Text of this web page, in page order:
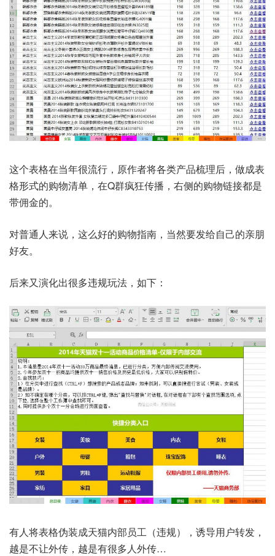
这个表格在当年很流行，原作者将各类产品梳理后，做成表
格形式的购物清单，在Q群疯狂传播，右侧的购物链接都是
带佣金的。
对普通人来说，这么好的购物指南，当然要发给自己的亲朋
好友。
后来又演化出很多违规玩法，如下：
有人将表格伪装成天猫内部员工（违规），诱导用户转发，
越是不让外传，越是有很多人外传…